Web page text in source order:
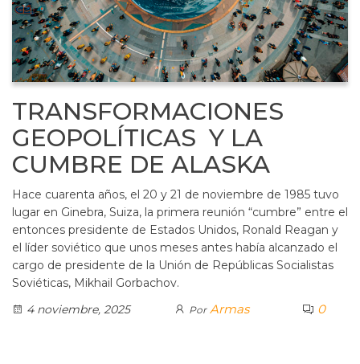
TRANSFORMACIONES
GEOPOLÍTICAS Y LA
CUMBRE DE ALASKA
Hace cuarenta años, el 20 y 21 de noviembre de 1985 tuvo
lugar en Ginebra, Suiza, la primera reunión “cumbre” entre el
entonces presidente de Estados Unidos, Ronald Reagan y
el líder soviético que unos meses antes había alcanzado el
cargo de presidente de la Unión de Repúblicas Socialistas
Soviéticas, Mikhail Gorbachov.
4 noviembre, 2025
Por Armas 0